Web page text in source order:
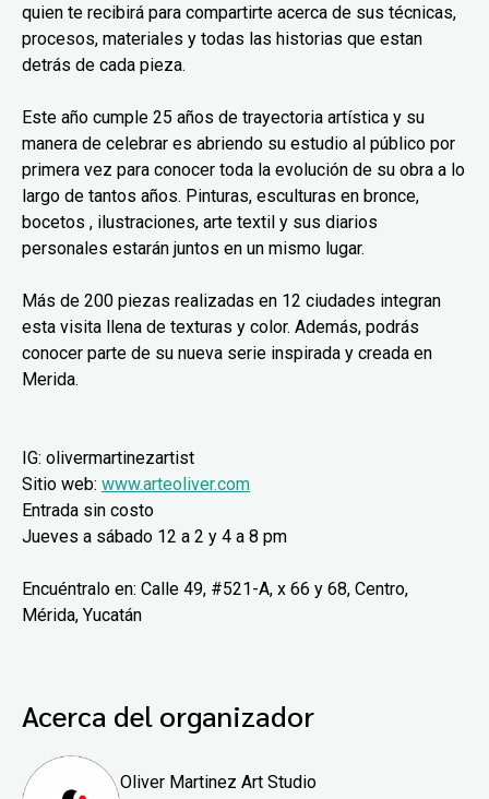
quien te recibirá para compartirte acerca de sus técnicas,
procesos, materiales y todas las historias que estan
detrás de cada pieza.
Este año cumple 25 años de trayectoria artística y su
manera de celebrar es abriendo su estudio al público por
primera vez para conocer toda la evolución de su obra a lo
largo de tantos años. Pinturas, esculturas en bronce,
bocetos , ilustraciones, arte textil y sus diarios
personales estarán juntos en un mismo lugar.
Más de 200 piezas realizadas en 12 ciudades integran
esta visita llena de texturas y color. Además, podrás
conocer parte de su nueva serie inspirada y creada en
Merida.
IG: olivermartinezartist
Sitio web: www.arteoliver.com
Entrada sin costo
Jueves a sábado 12 a 2 y 4 a 8 pm
Encuéntralo en: Calle 49, #521-A, x 66 y 68, Centro,
Mérida, Yucatán
Acerca del organizador
Oliver Martinez Art Studio